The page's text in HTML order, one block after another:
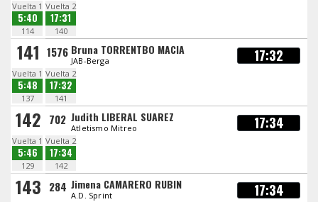
Vuelta 1
5:40
114
Vuelta 2
17:31
140
141 1576 Bruna TORRENTBO MACIA
JAB-Berga 17:32
Vuelta 1
5:48
137
Vuelta 2
17:32
141
142 702 Judith LIBERAL SUAREZ
Atletismo Mitreo 17:34
Vuelta 1
5:46
129
Vuelta 2
17:34
142
143 284 Jimena CAMARERO RUBIN
A.D. Sprint 17:34